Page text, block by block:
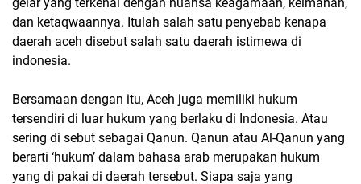
dan ketaqwaannya. Itulah salah satu penyebab kenapa
daerah aceh disebut salah satu daerah istimewa di
indonesia.
Bersamaan dengan itu, Aceh juga memiliki hukum
tersendiri di luar hukum yang berlaku di Indonesia. Atau
sering di sebut sebagai Qanun. Qanun atau Al-Qanun yang
berarti ‘hukum’ dalam bahasa arab merupakan hukum
yang di pakai di daerah tersebut. Siapa saja yang